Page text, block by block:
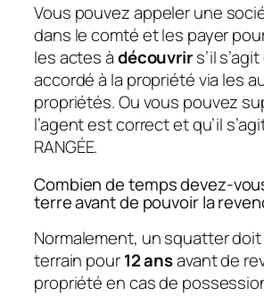
Vous pouvez appeler une
dans le comté et les payer
les actes àdécouvrirs’il s’agit
accordé à la propriété via les
propriétés. Ou vous pouvez
l’agent est correct et qu’il
RANGÉE.
Combien de temps devez-
terre avant de pouvoir la
Normalement, un squatter
terrain pour12 ansavant de
propriété en cas de